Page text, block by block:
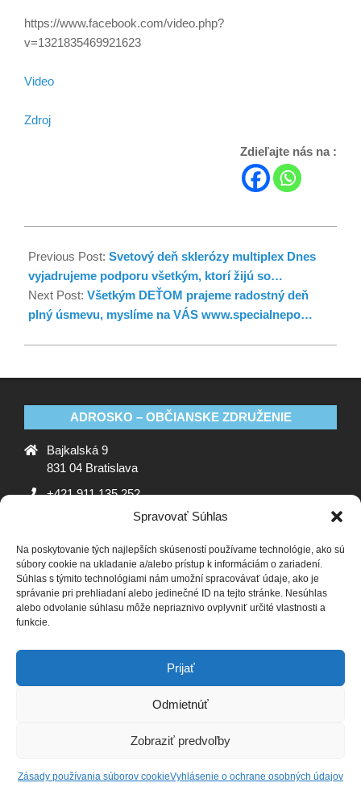
Spravovať Súhlas
Na poskytovanie tých najlepších skúseností používame technológie, ako sú
súbory cookie na ukladanie a/alebo prístup k informáciám o zariadení.
Súhlas s týmito technológiami nám umožní spracovávať údaje, ako je
správanie pri prehliadaní alebo jedinečné ID na tejto stránke. Nesúhlas
alebo odvolanie súhlasu môže nepriaznivo ovplyvniť určité vlastnosti a
funkcie.
Prijať
Odmietnúť
Zobraziť predvoľby
Zásady používania súborov cookieVyhlásenie o ochrane osobných údajov
https://www.facebook.com/video.php?
v=1321835469921623
Video
Zdroj
Zdieľajte nás na :
Previous Post: Svetový deň sklerózy multiplex Dnes
vyjadrujeme podporu všetkým, ktorí žijú so…
Next Post: Všetkým DEŤOM prajeme radostný deň
plný úsmevu, myslíme na VÁS www.specialnepo…
ADROSKO – OBČIANSKE ZDRUŽENIE
Bajkalská 9
831 04 Bratislava
+421 911 135 252
ADROSKO
Stanovy OZ Ochrana osobných údajov
Zásady
používania súborov cookie (EÚ)
Vyhlásenie o ochrane
osobných údajov (EU)
SLEDUJTE NÁS
WordPress.